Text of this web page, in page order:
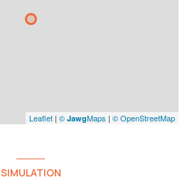
Leaflet | © JawgMaps | © OpenStreetMap
SIMULATION